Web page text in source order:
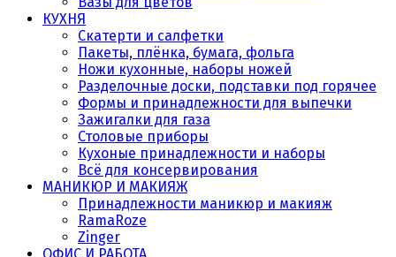
КУХНЯ
Скатерти и салфетки
Пакеты, плёнка, бумага, фольга
Ножи кухонные, наборы ножей
Разделочные доски, подставки под горячее
Формы и принадлежности для выпечки
Зажигалки для газа
Столовые приборы
Кухоные принадлежности и наборы
Всё для консервирования
МАНИКЮР И МАКИЯЖ
Принадлежности маникюр и макияж
RamaRoze
Zinger